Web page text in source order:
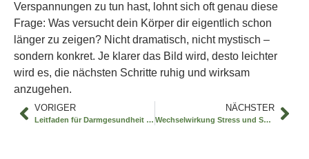
Verspannungen zu tun hast, lohnt sich oft genau diese
Frage: Was versucht dein Körper dir eigentlich schon
länger zu zeigen? Nicht dramatisch, nicht mystisch –
sondern konkret. Je klarer das Bild wird, desto leichter
wird es, die nächsten Schritte ruhig und wirksam
anzugehen.
VORIGER
Leitfaden für Darmgesundheit und Immunbalance
NÄCHSTER
Wechselwirkung Stress und Schilddrüse